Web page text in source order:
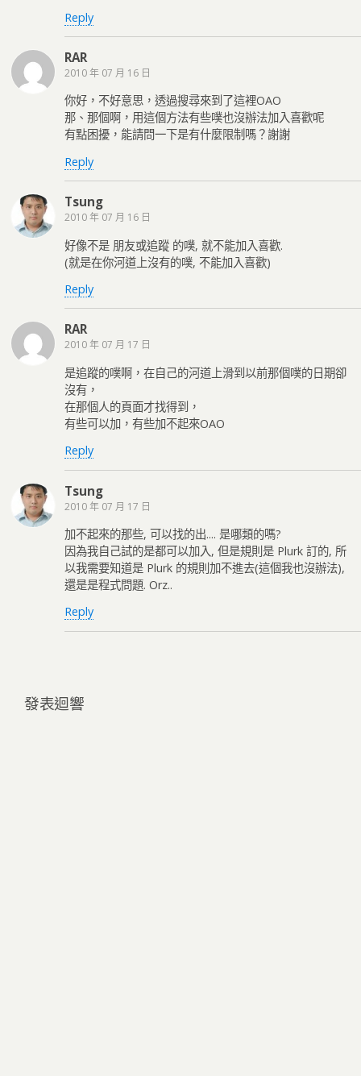
Reply
RAR
2010 年 07 月 16 日
你好，不好意思，透過搜尋來到了這裡OAO
那、那個啊，用這個方法有些噗也沒辦法加入喜歡呢
有點困擾，能請問一下是有什麼限制嗎？謝謝
Reply
Tsung
2010 年 07 月 16 日
好像不是 朋友或追蹤 的噗, 就不能加入喜歡.
(就是在你河道上沒有的噗, 不能加入喜歡)
Reply
RAR
2010 年 07 月 17 日
是追蹤的噗啊，在自己的河道上滑到以前那個噗的日期卻
沒有，
在那個人的頁面才找得到，
有些可以加，有些加不起來OAO
Reply
Tsung
2010 年 07 月 17 日
加不起來的那些, 可以找的出.... 是哪類的嗎?
因為我自己試的是都可以加入, 但是規則是 Plurk 訂的, 所
以我需要知道是 Plurk 的規則加不進去(這個我也沒辦法),
還是是程式問題. Orz..
Reply
發表迴響